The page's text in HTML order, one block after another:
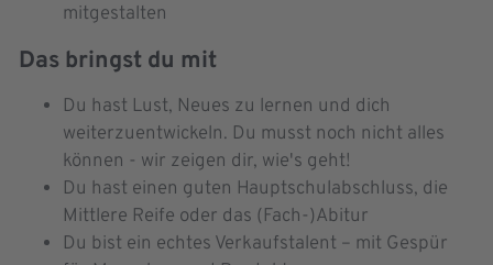
mitgestalten
Das bringst du mit
Du hast Lust, Neues zu lernen und dich
weiterzuentwickeln. Du musst noch nicht alles
können - wir zeigen dir, wie's geht!
Du hast einen guten Hauptschulabschluss, die
Mittlere Reife oder das (Fach-)Abitur
Du bist ein echtes Verkaufstalent – mit Gespür